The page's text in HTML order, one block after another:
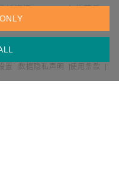
新资讯。Moxa 充分尊重
。
置 数据隐私声明 使用条款